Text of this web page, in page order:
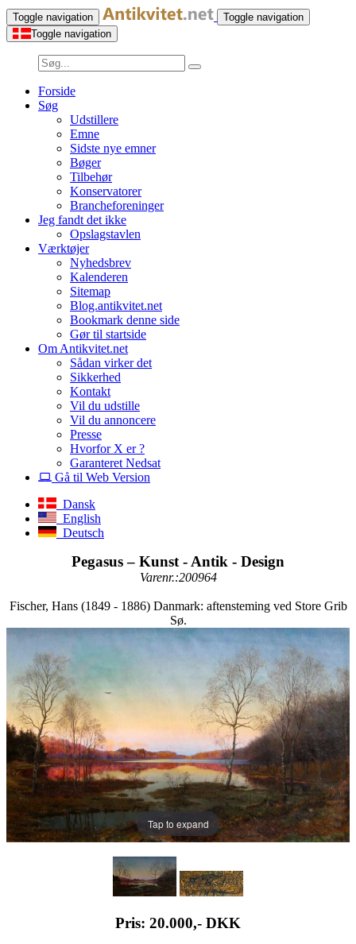
Toggle navigation
Toggle navigation
Toggle navigation
Forside
Søg
Udstillere
Emne
Sidste nye emner
Bøger
Tilbehør
Konservatorer
Brancheforeninger
Jeg fandt det ikke
Opslagstavlen
Værktøjer
Nyhedsbrev
Kalenderen
Sitemap
Blog.antikvitet.net
Bookmark denne side
Gør til startside
Om Antikvitet.net
Sådan virker det
Sikkerhed
Kontakt
Vil du udstille
Vil du annoncere
Presse
Hvorfor X er ?
Garanteret Nedsat
Gå til Web Version
Dansk
English
Deutsch
Pegasus – Kunst - Antik - Design
Varenr.:200964
Fischer, Hans (1849 - 1886) Danmark: aftensteming ved Store Grib
Sø.
Tap to expand
Pris: 20.000,- DKK